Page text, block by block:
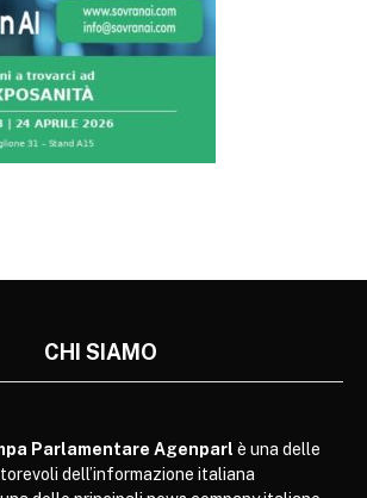
CHI SIAMO
Parlamentare Agenparl è una delle
dell’informazione italiana